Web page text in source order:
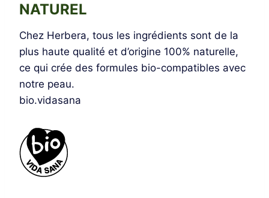
NATUREL
Chez Herbera, tous les ingrédients sont de la
plus haute qualité et d’origine 100% naturelle,
ce qui crée des formules bio-compatibles avec
notre peau.
bio.vidasana